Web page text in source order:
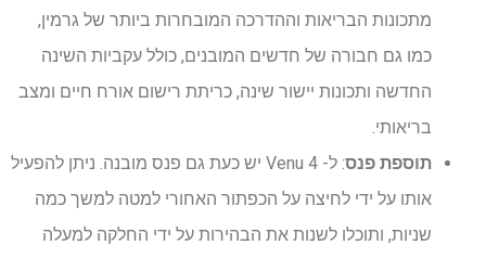
מתכונות הבריאות וההדרכה המובחרות ביותר של גרמין,
כמו גם חבורה של חדשים המובנים, כולל עקביות השינה
החדשה ותכונות יישור שינה, כריתת רישום אורח חיים ומצב
בריאותי.
תוספת פנס
: ל- Venu 4 יש כעת גם פנס מובנה. ניתן להפעיל
אותו על ידי לחיצה על הכפתור האחורי למטה למשך כמה
שניות, ותוכלו לשנות את הבהירות על ידי החלקה למעלה